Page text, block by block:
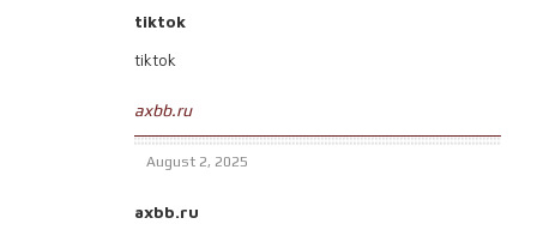
tiktok
tiktok
axbb.ru
August 2, 2025
axbb.ru